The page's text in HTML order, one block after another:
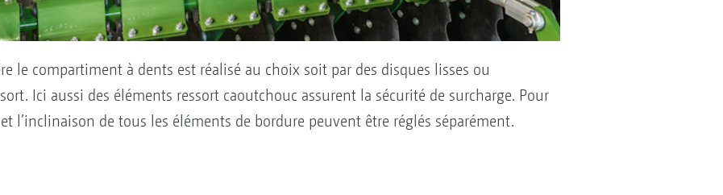
le compartiment à dents est réalisé au choix soit par des disques lisses ou
Ici aussi des éléments ressort caoutchouc assurent la sécurité de surcharge. Pour
l’inclinaison de tous les éléments de bordure peuvent être réglés séparément.